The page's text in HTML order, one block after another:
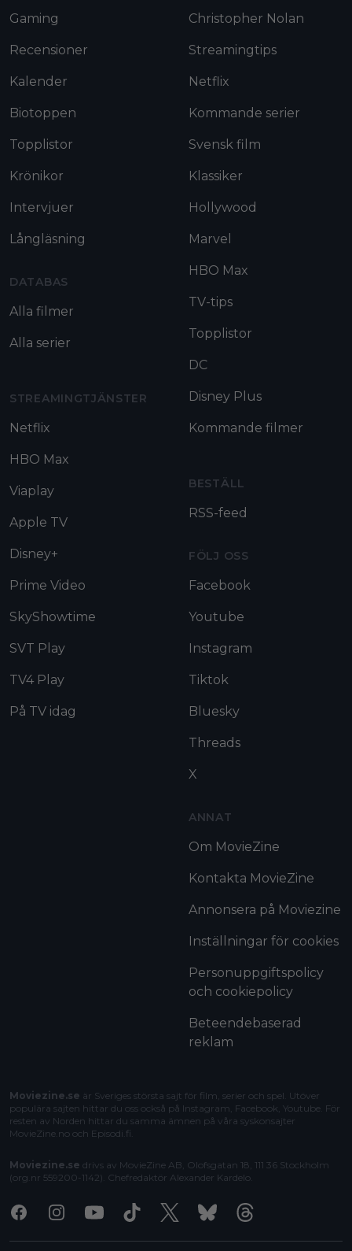
Gaming
Recensioner
Kalender
Biotoppen
Topplistor
Krönikor
Intervjuer
Långläsning
DATABAS
Alla filmer
Alla serier
STREAMINGTJÄNSTER
Netflix
HBO Max
Viaplay
Apple TV
Disney+
Prime Video
SkyShowtime
SVT Play
TV4 Play
På TV idag
Christopher Nolan
Streamingtips
Netflix
Kommande serier
Svensk film
Klassiker
Hollywood
Marvel
HBO Max
TV-tips
Topplistor
DC
Disney Plus
Kommande filmer
BESTÄLL
RSS-feed
FÖLJ OSS
Facebook
Youtube
Instagram
Tiktok
Bluesky
Threads
X
ANNAT
Om MovieZine
Kontakta MovieZine
Annonsera på Moviezine
Inställningar för cookies
Personuppgiftspolicy
och cookiepolicy
Beteendebaserad
reklam
Moviezine.se är Sveriges största sajt för film, serier och spel. Utöver
populära sajten hittar du oss också på Instagram, Facebook, Youtube. För
resten av Norden hittar du samma ämnen på våra syskonsajter
MovieZine.no och Episodi.fi
Moviezine.se drivs av MovieZine AB, Olofsgatan 18, 111 36 Stockholm
(org.nr 559200-1142). Chefredaktör Alexander Kardelo
FacebookInstagramYoutubeTiktok X BlueskyThreads